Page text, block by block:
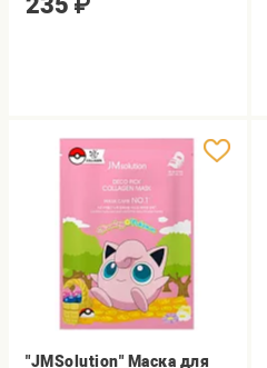
"JMSolution" Маска для